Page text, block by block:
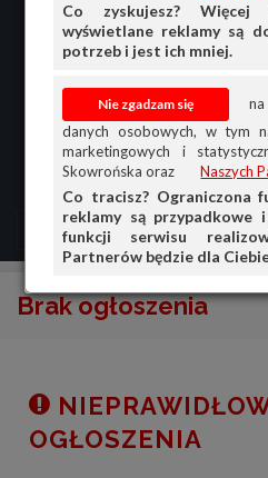
Co zyskujesz?
wyświetlane reklamy są
potrzeb i jest ich mniej.
na
danych osobowych, w tym
marketingowych i
Skowrońska oraz
Naszych
Co tracisz? Ograniczona
reklamy są przypadkowe
funkcji serwisu
Partnerów będzie dla
MENU
Brak ogłoszenia
OGŁOSZENIA